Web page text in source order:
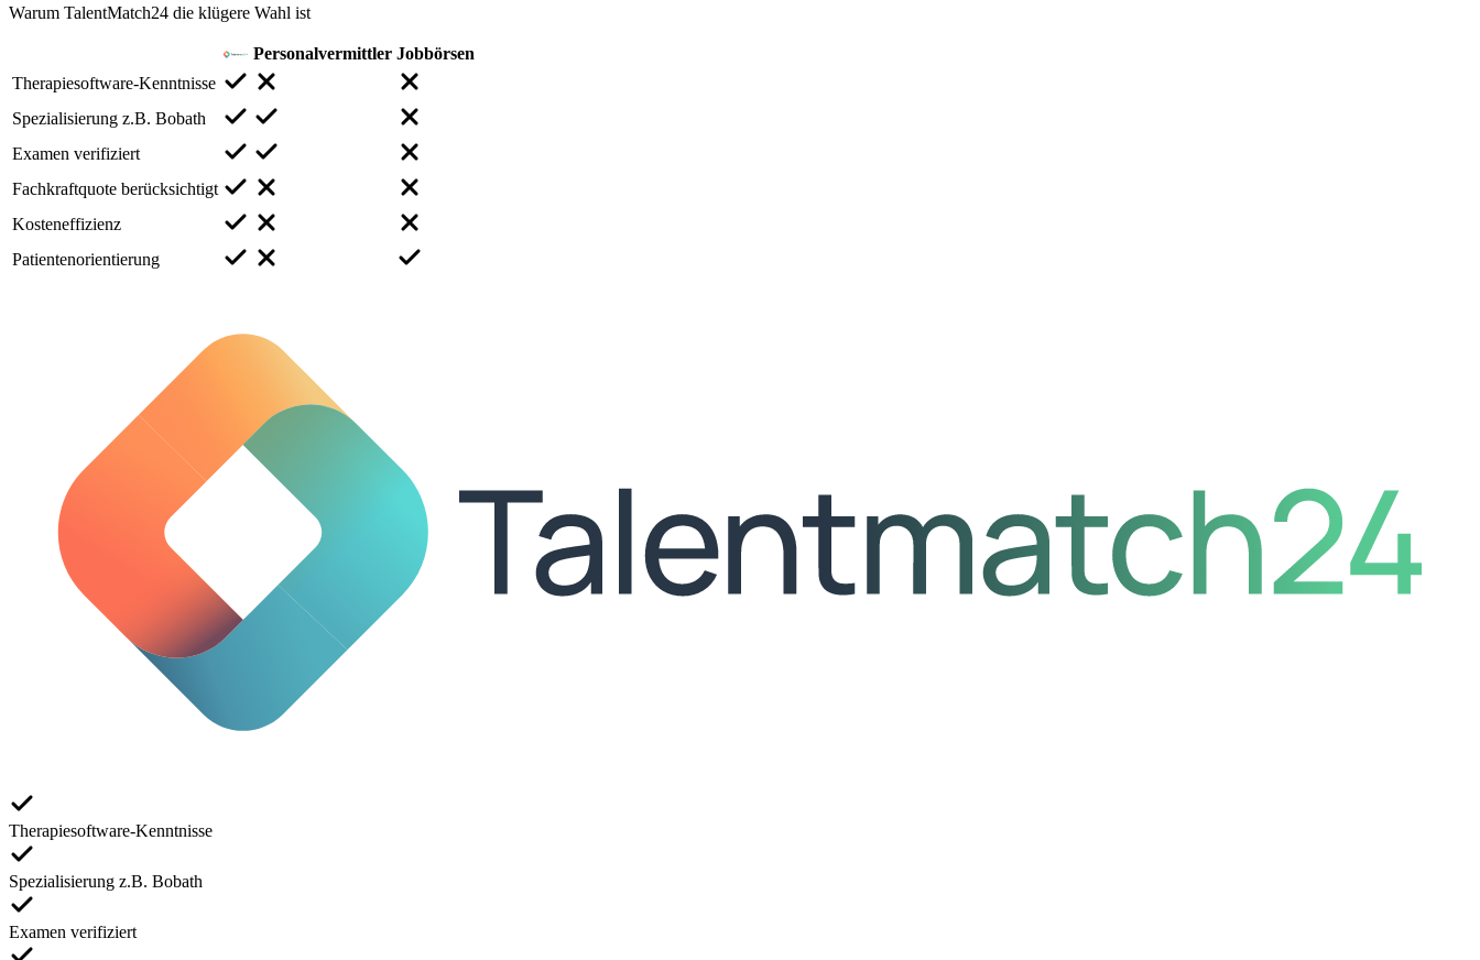
Warum TalentMatch24 die klügere Wahl ist
Personalvermittler Jobbörsen
Therapiesoftware-Kenntnisse
Spezialisierung z.B. Bobath
Examen verifiziert
Fachkraftquote berücksichtigt
Kosteneffizienz
Patientenorientierung
Therapiesoftware-Kenntnisse
Spezialisierung z.B. Bobath
Examen verifiziert